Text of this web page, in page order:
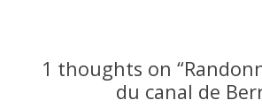
1 thoughts on “
du canal de